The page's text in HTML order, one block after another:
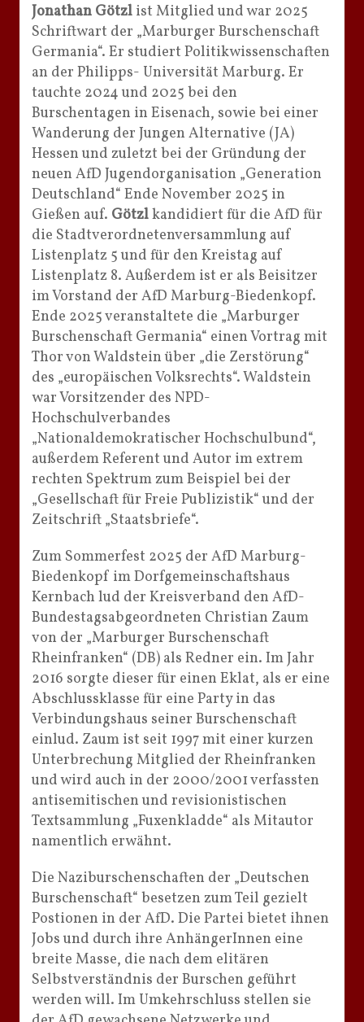
Jonathan Götzl ist Mitglied und war 2025
Schriftwart der „Marburger Burschenschaft
Germania“. Er studiert Politikwissenschaften
an der Philipps- Universität Marburg. Er
tauchte 2024 und 2025 bei den
Burschentagen in Eisenach, sowie bei einer
Wanderung der Jungen Alternative (JA)
Hessen und zuletzt bei der Gründung der
neuen AfD Jugendorganisation „Generation
Deutschland“ Ende November 2025 in
Gießen auf. Götzlkandidiert für die AfD für
die Stadtverordnetenversammlung auf
Listenplatz 5 und für den Kreistag auf
Listenplatz 8. Außerdem ist er als Beisitzer
im Vorstand der AfD Marburg-Biedenkopf.
Ende 2025 veranstaltete die „Marburger
Burschenschaft Germania“ einen Vortrag mit
Thor von Waldstein über „die Zerstörung“
des „europäischen Volksrechts“. Waldstein
war Vorsitzender des NPD-
Hochschulverbandes
„Nationaldemokratischer Hochschulbund“,
außerdem Referent und Autor im extrem
rechten Spektrum zum Beispiel bei der
„Gesellschaft für Freie Publizistik“ und der
Zeitschrift „Staatsbriefe“.
Zum Sommerfest 2025 der AfD Marburg-
Biedenkopf im Dorfgemeinschaftshaus
Kernbach lud der Kreisverband den AfD-
Bundestagsabgeordneten Christian Zaum
von der „Marburger Burschenschaft
Rheinfranken“ (DB) als Redner ein. Im Jahr
2016 sorgte dieser für einen Eklat, als er eine
Abschlussklasse für eine Party in das
Verbindungshaus seiner Burschenschaft
einlud. Zaum ist seit 1997 mit einer kurzen
Unterbrechung Mitglied der Rheinfranken
und wird auch in der 2000/2001 verfassten
antisemitischen und revisionistischen
Textsammlung „Fuxenkladde“ als Mitautor
namentlich erwähnt.
Die Naziburschenschaften der „Deutschen
Burschenschaft“ besetzen zum Teil gezielt
Postionen in der AfD. Die Partei bietet ihnen
Jobs und durch ihre AnhängerInnen eine
breite Masse, die nach dem elitären
Selbstverständnis der Burschen geführt
werden will. Im Umkehrschluss stellen sie